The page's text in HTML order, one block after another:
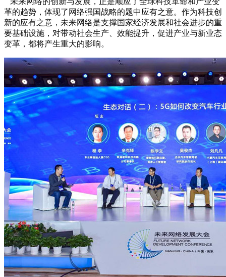
革的趋势，体现了网络强国战略的题中应有之意。作为科技创
新的应有之意，未来网络是支撑国家经济发展和社会进步的重
要基础设施，对带动社会生产、效能提升，促进产业与新业态
变革，都将产生重大的影响。